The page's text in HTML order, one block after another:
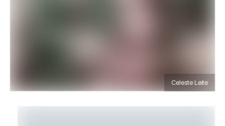
Celeste Leite